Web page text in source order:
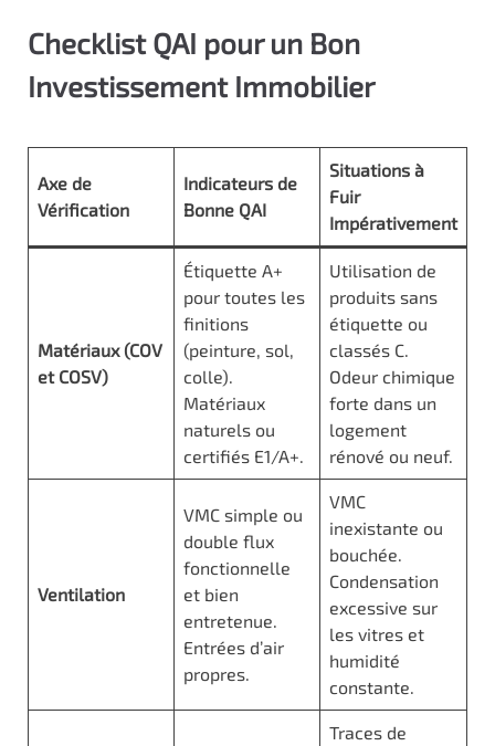
Checklist QAI pour un Bon
Investissement Immobilier
Axe de
Vérification
Indicateurs de
Bonne QAI
Situations à
Fuir
Impérativement
Matériaux (COV
et COSV)
Étiquette A+
pour toutes les
finitions
(peinture, sol,
colle).
Matériaux
naturels ou
certifiés E1/A+.
Utilisation de
produits sans
étiquette ou
classés C.
Odeur chimique
forte dans un
logement
rénové ou neuf.
Ventilation
VMC simple ou
double flux
fonctionnelle
et bien
entretenue.
Entrées d’air
propres.
VMC
inexistante ou
bouchée.
Condensation
excessive sur
les vitres et
humidité
constante.
Traces de